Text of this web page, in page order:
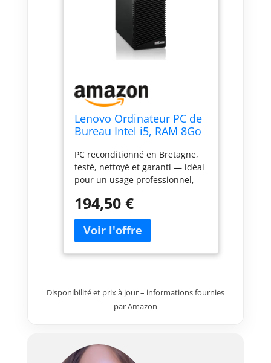
Lenovo Ordinateur PC de
Bureau Intel i5, RAM 8Go
Windows 11 Pro, Wi-Fi,
PC fixe (Reconditionné)
PC reconditionné en Bretagne,
testé, nettoyé et garanti — idéal
pour un usage professionnel,
194,50 €
Disponibilité et prix à jour – informations fournies
par Amazon